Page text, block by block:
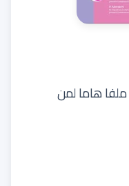
ملفا هاما لمن